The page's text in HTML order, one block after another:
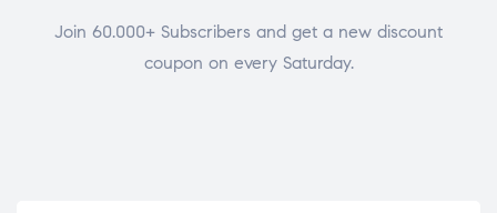
Join 60.000+ Subscribers and get a new discount
coupon on every Saturday.